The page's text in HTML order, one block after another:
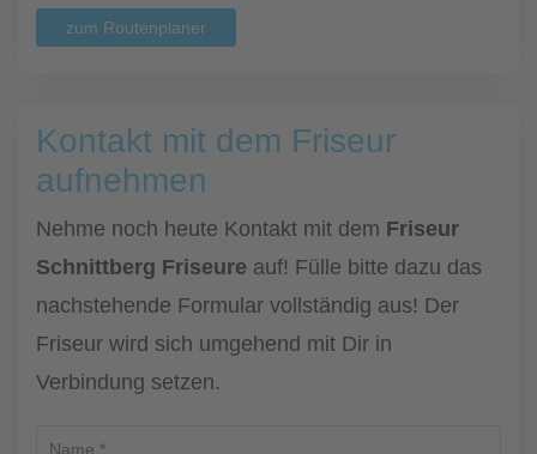
zum Routenplaner
Kontakt mit dem Friseur
aufnehmen
Nehme noch heute Kontakt mit dem Friseur
Schnittberg Friseure auf! Fülle bitte dazu das
nachstehende Formular vollständig aus! Der
Friseur wird sich umgehend mit Dir in
Verbindung setzen.